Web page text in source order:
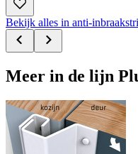
Bekijk alles in anti-
Meer in de lijn